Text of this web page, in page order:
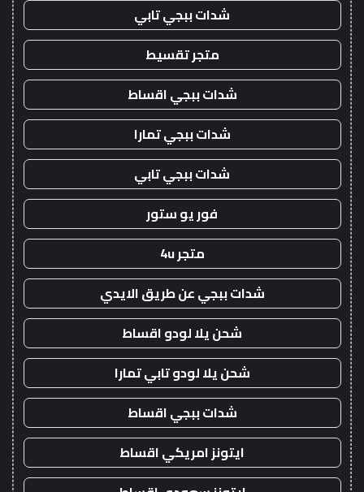
شدات ببجي تابي
متجر تقسيط
شدات ببجي اقساط
شدات ببجي تمارا
شدات ببجي تابي
فور يو ستور
متجر 4u
شدات ببجي عن طريق الايدي
شحن يلا لودو اقساط
شحن يلا لودو تابي تمارا
شدات ببجي اقساط
ايتونز امريكي اقساط